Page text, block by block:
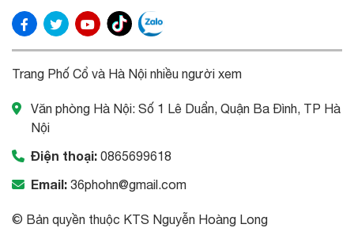
Trang Phố Cổ và Hà Nội nhiều người xem
Văn phòng Hà Nội: Số 1 Lê Duẩn, Quận Ba Đình, TP Hà
Nội
Điện thoại: 0865699618
Email: 36phohn@gmail.com
© Bản quyền thuộc KTS Nguyễn Hoàng Long